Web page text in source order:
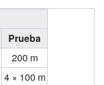
Prueba
200 m
4 × 100 m